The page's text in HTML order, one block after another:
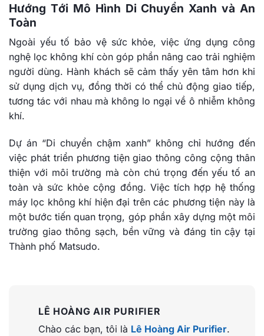
Hướng Tới Mô Hình Di Chuyển Xanh và An
Toàn
Ngoài yếu tố bảo vệ sức khỏe, việc ứng dụng công
nghệ lọc không khí còn góp phần nâng cao trải nghiệm
người dùng. Hành khách sẽ cảm thấy yên tâm hơn khi
sử dụng dịch vụ, đồng thời có thể chủ động giao tiếp,
tương tác với nhau mà không lo ngại về ô nhiễm không
khí.
Dự án “Di chuyển chậm xanh” không chỉ hướng đến
việc phát triển phương tiện giao thông công cộng thân
thiện với môi trường mà còn chú trọng đến yếu tố an
toàn và sức khỏe cộng đồng. Việc tích hợp hệ thống
máy lọc không khí hiện đại trên các phương tiện này là
một bước tiến quan trọng, góp phần xây dựng một môi
trường giao thông sạch, bền vững và đáng tin cậy tại
Thành phố Matsudo.
LÊ HOÀNG AIR PURIFIER
Chào các bạn, tôi là Lê Hoàng Air Purifier.